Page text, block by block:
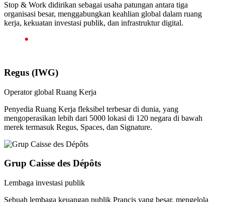
Stop & Work didirikan sebagai usaha patungan antara tiga
organisasi besar, menggabungkan keahlian global dalam ruang
kerja, kekuatan investasi publik, dan infrastruktur digital.
Regus (IWG)
Operator global Ruang Kerja
Penyedia Ruang Kerja fleksibel terbesar di dunia, yang
mengoperasikan lebih dari 5000 lokasi di 120 negara di bawah
merek termasuk Regus, Spaces, dan Signature.
Grup Caisse des Dépôts
Lembaga investasi publik
Sebuah lembaga keuangan publik Prancis yang besar, mengelola